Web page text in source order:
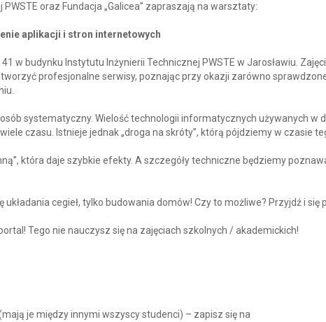
oraz Fundacja „Galicea” zapraszają na warsztaty:
aplikacji i stron internetowych
w budynku Instytutu Inżynierii Technicznej PWSTE w Jarosławiu.
profesjonalne serwisy, poznając przy okazji zarówno
systematyczny. Wielość technologii informatycznych używanych w
czasu. Istnieje jednak „droga na skróty”, którą pójdziemy w czasie
która daje szybkie efekty. A szczegóły techniczne będziemy
cegieł, tylko budowania domów! Czy to możliwe? Przyjdź i się
Tego nie nauczysz się na zajęciach szkolnych / akademickich!
je między innymi wszyscy studenci) – zapisz się na